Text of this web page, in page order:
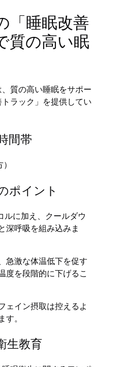
「睡眠改善
質の高い眠
質の高い睡眠をサポー
ラック」を提供してい
間帯
ポイント
ルに加え、クールダウ
深呼吸を組み込みま
急激な体温低下を促す
度を段階的に下げるこ
ェイン摂取は控えるよ
。
生教育